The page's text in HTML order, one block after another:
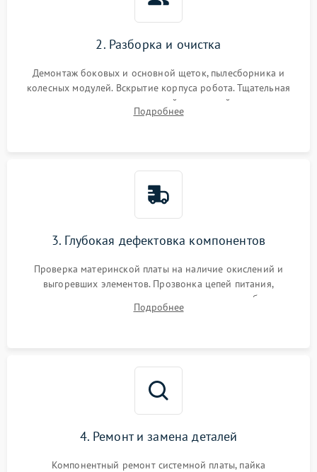
2. Разборка и очистка
Демонтаж боковых и основной щеток, пылесборника и
колесных модулей. Вскрытие корпуса робота. Тщательная
очистка внутренних полостей, шестерней и плат от
скопившейся пыли, волос и шерсти животных с
Подробнее
3. Глубокая дефектовка компонентов
Проверка материнской платы на наличие окислений и
выгоревших элементов. Прозвонка цепей питания,
тестирование приводных моторов колес и турбины
всасывания. Оценка состояния оптических и инфракрасных
Подробнее
4. Ремонт и замена деталей
Компонентный ремонт системной платы, пайка